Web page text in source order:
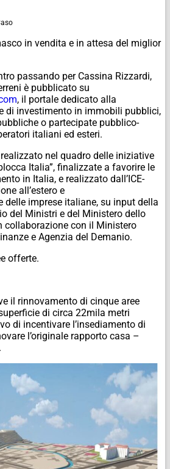
in vendita e in attesa del miglior
passando per Cassina Rizzardi,
è pubblicato su
, il portale dedicato alla
di investimento in immobili pubblici,
o partecipate pubblico-
italiani ed esteri.
nel quadro delle iniziative
Italia”, finalizzate a favorire le
in Italia, e realizzato dall’ICE-
all’estero e
delle imprese italiane, su input della
del Ministri e del Ministero dello
collaborazione con il Ministero
e Agenzia del Demanio.
offerte.
il rinnovamento di cinque aree
di circa 22mila metri
di incentivare l’insediamento di
l’originale rapporto casa –